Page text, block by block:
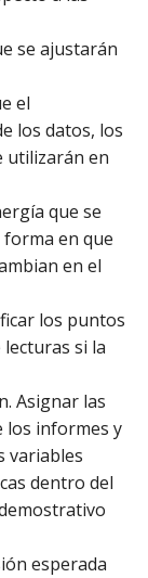
se ajustarán
el
los datos, los
utilizarán en
que se
en que
en el
los puntos
si la
Asignar las
los informes y
variables
dentro del
esperada